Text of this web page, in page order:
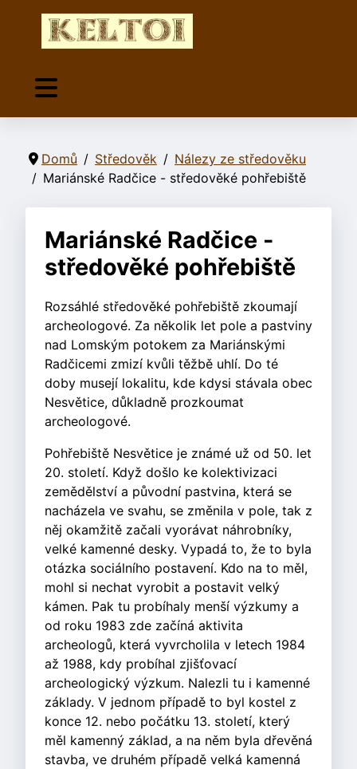
Domů Středověk
Nálezy ze středověku
Mariánské Radčice - středověké pohřebiště
Mariánské Radčice -
středověké pohřebiště
Rozsáhlé středověké pohřebiště zkoumají
archeologové. Za několik let pole a pastviny
nad Lomským potokem za Mariánskými
Radčicemi zmizí kvůli těžbě uhlí. Do té
doby musejí lokalitu, kde kdysi stávala obec
Nesvětice, důkladně prozkoumat
archeologové.
Pohřebiště Nesvětice je známé už od 50. let
20. století. Když došlo ke kolektivizaci
zemědělství a původní pastvina, která se
nacházela ve svahu, se změnila v pole, tak z
něj okamžitě začali vyorávat náhrobníky,
velké kamenné desky. Vypadá to, že to byla
otázka sociálního postavení. Kdo na to měl,
mohl si nechat vyrobit a postavit velký
kámen. Pak tu probíhaly menší výzkumy a
od roku 1983 zde začíná aktivita
archeologů, která vyvrcholila v letech 1984
až 1988, kdy probíhal zjišťovací
archeologický výzkum. Nalezli tu i kamenné
základy. V jednom případě to byl kostel z
konce 12. nebo počátku 13. století, který
měl kamenný základ, a na něm byla dřevěná
stavba, ve druhém případě velká kamenná